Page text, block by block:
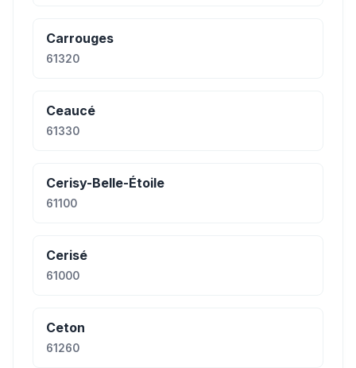
Carrouges
61320
Ceaucé
61330
Cerisy-Belle-Étoile
61100
Cerisé
61000
Ceton
61260